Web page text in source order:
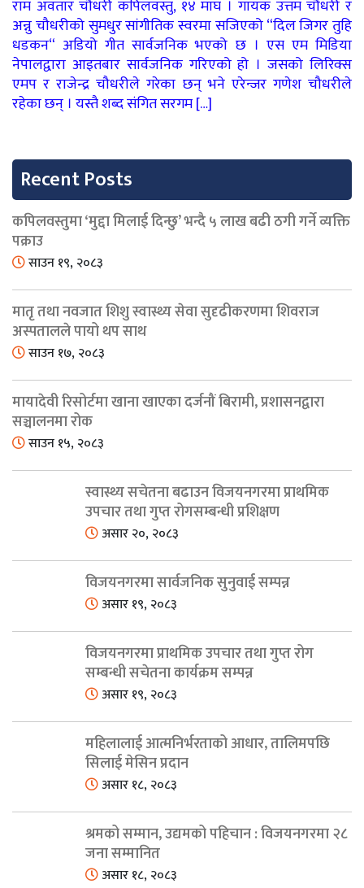
राम अवतार चौधरी कपिलवस्तु, १४ माघ । गायक उत्तम चौधरी र
अन्नु चौधरीको सुमधुर सांगीतिक स्वरमा सजिएको “दिल जिगर तुहि
धडकन“ अडियो गीत सार्वजनिक भएको छ । एस एम मिडिया
नेपालद्वारा आइतबार सार्वजनिक गरिएको हो । जसको लिरिक्स
एमप र राजेन्द्र चौधरीले गरेका छन् भने एरेन्जर गणेश चौधरीले
रहेका छन् । यस्तै शब्द संगित सरगम […]
Recent Posts
कपिलवस्तुमा ‘मुद्दा मिलाई दिन्छु’ भन्दै ५ लाख बढी ठगी गर्ने व्यक्ति
पक्राउ
साउन १९, २०८३
मातृ तथा नवजात शिशु स्वास्थ्य सेवा सुदृढीकरणमा शिवराज
अस्पतालले पायो थप साथ
साउन १७, २०८३
मायादेवी रिसोर्टमा खाना खाएका दर्जनौं बिरामी, प्रशासनद्वारा
सञ्चालनमा रोक
साउन १५, २०८३
स्वास्थ्य सचेतना बढाउन विजयनगरमा प्राथमिक
उपचार तथा गुप्त रोगसम्बन्धी प्रशिक्षण
असार २०, २०८३
विजयनगरमा सार्वजनिक सुनुवाई सम्पन्न
असार १९, २०८३
विजयनगरमा प्राथमिक उपचार तथा गुप्त रोग
सम्बन्धी सचेतना कार्यक्रम सम्पन्न
असार १९, २०८३
महिलालाई आत्मनिर्भरताको आधार, तालिमपछि
सिलाई मेसिन प्रदान
असार १८, २०८३
श्रमको सम्मान, उद्यमको पहिचान : विजयनगरमा २८
जना सम्मानित
असार १८, २०८३